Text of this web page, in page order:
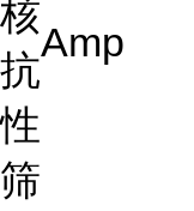
核
抗
性
Amp
筛